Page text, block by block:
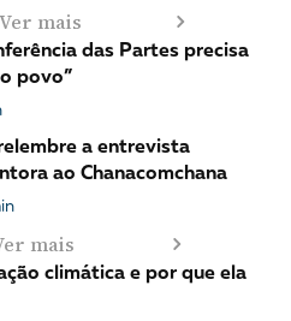
Ver mais
das Partes precisa
povo”
a entrevista
ao Chanacomchana
mais
climática e por que ela